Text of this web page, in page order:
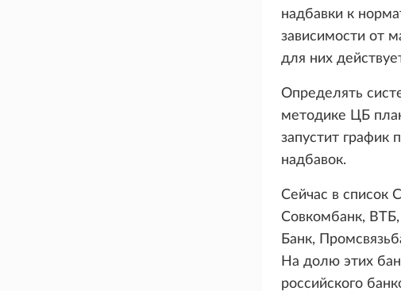
надбавки к
зависимости от
для них
Определять
методике ЦБ
запустит график
надбавок.
Сейчас в список
Совкомбанк,
Банк,
На долю этих
российского